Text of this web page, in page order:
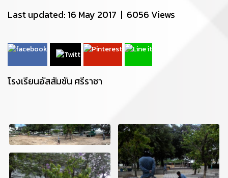
Last updated: 16 May 2017 | 6056 Views
โรงเรียนอัสสัมชัน ศรีราชา